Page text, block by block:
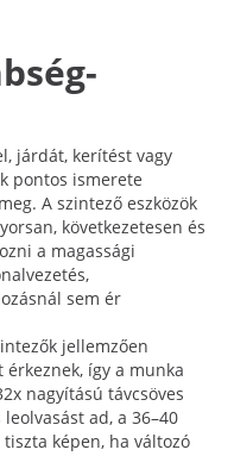
járdát, kerítést vagy
pontos ismerete
A szintező eszközök
következetesen és
a magassági
sem ér
jellemzően
így a munka
nagyítású távcsöves
ad, a 36–40
képen, ha változó